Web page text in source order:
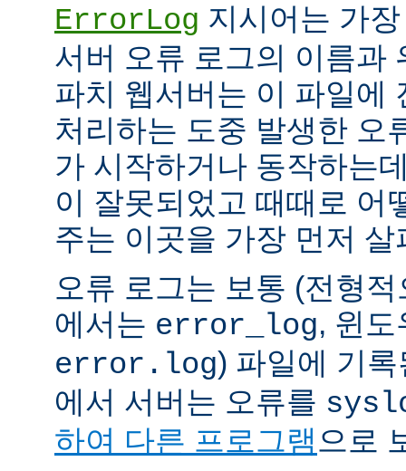
ErrorLog 지시어는 가
서버 오류 로그의 이름과
파치 웹서버는 이 파일에
처리하는 도중 발생한 오
가 시작하거나 동작하는
이 잘못되었고 때때로 어
주는 이곳을 가장 먼저 살
오류 로그는 보통 (전형
에서는 error_log, 윈
error.log) 파일에 기
에서 서버는 오류를
하여 다른 프로그램으로